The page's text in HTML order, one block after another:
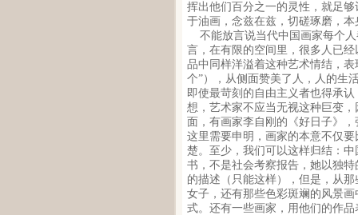
挥出他们百分之一的灵性，就足
于油画，念兹在兹，切磋琢磨，
不能放言说当代中国画家每个人
言，在有限的空间里，很多人已
品中同样洋溢着这种艺术情结，
个”），从侧面赞美了人，人的生
即使最苛刻的自由主义者也得承
想，艺术家不应当无视这种巨变
面，有画家李自刚的《好日子》
这里需要申明，画家的本意不仅
楚。至少，我们可以这样归结：
书，不是社会考察报告，她以独
的描述（只能这样），但是，从
女子，还有那些色彩斑斓的风景
式。还有一些画家，用他们的作